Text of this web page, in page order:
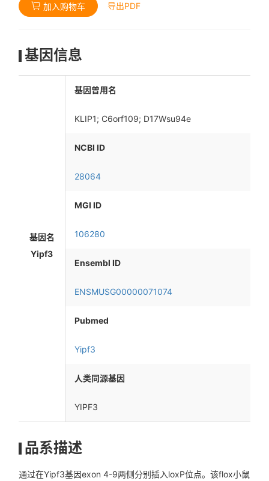
加入购物车 导出PDF
基因信息
基因名
Yipf3
基因曾用名
KLIP1; C6orf109; D17Wsu94e
NCBI ID
28064
MGI ID
106280
Ensembl ID
ENSMUSG00000071074
Pubmed
Yipf3
人类同源基因
YIPF3
品系描述
通过在Yipf3基因exon 4-9两侧分别插入loxP位点。该flox小鼠